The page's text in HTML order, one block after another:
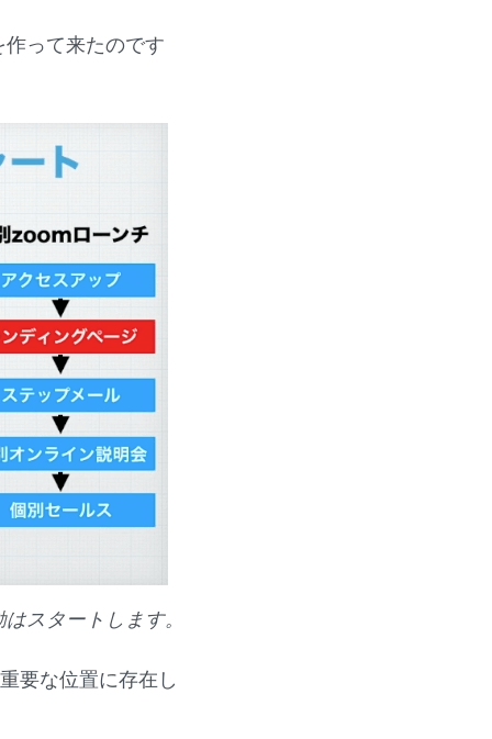
って来たのです
スタートします。
要な位置に存在し